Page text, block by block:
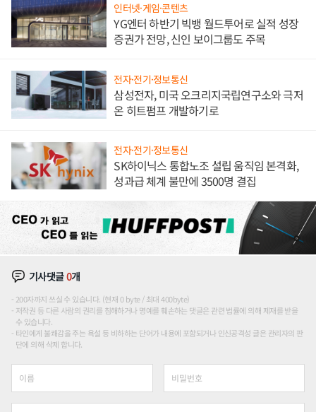
인터넷·게임·콘텐츠
YG엔터 하반기 빅뱅 월드투어로 실적 성장
증권가 전망, 신인 보이그룹도 주목
전자·전기·정보통신
삼성전자, 미국 오크리지국립연구소와 극저
온 히트펌프 개발하기로
전자·전기·정보통신
SK하이닉스 통합노조 설립 움직임 본격화,
성과급 체계 불만에 3500명 결집
기사댓글0개
200자까지 쓰실 수 있습니다. (현재 0 byte / 최대 400byte)
저작권 등 다른 사람의 권리를 침해하거나 명예를 훼손하는 댓글은 관련 법률에 의해 제재를 받을
수 있습니다.
타인에게 불쾌감을 주는 욕설 등 비하하는 단어가 내용에 포함되거나 인신공격성 글은 관리자의 판
단에 의해 삭제 합니다.